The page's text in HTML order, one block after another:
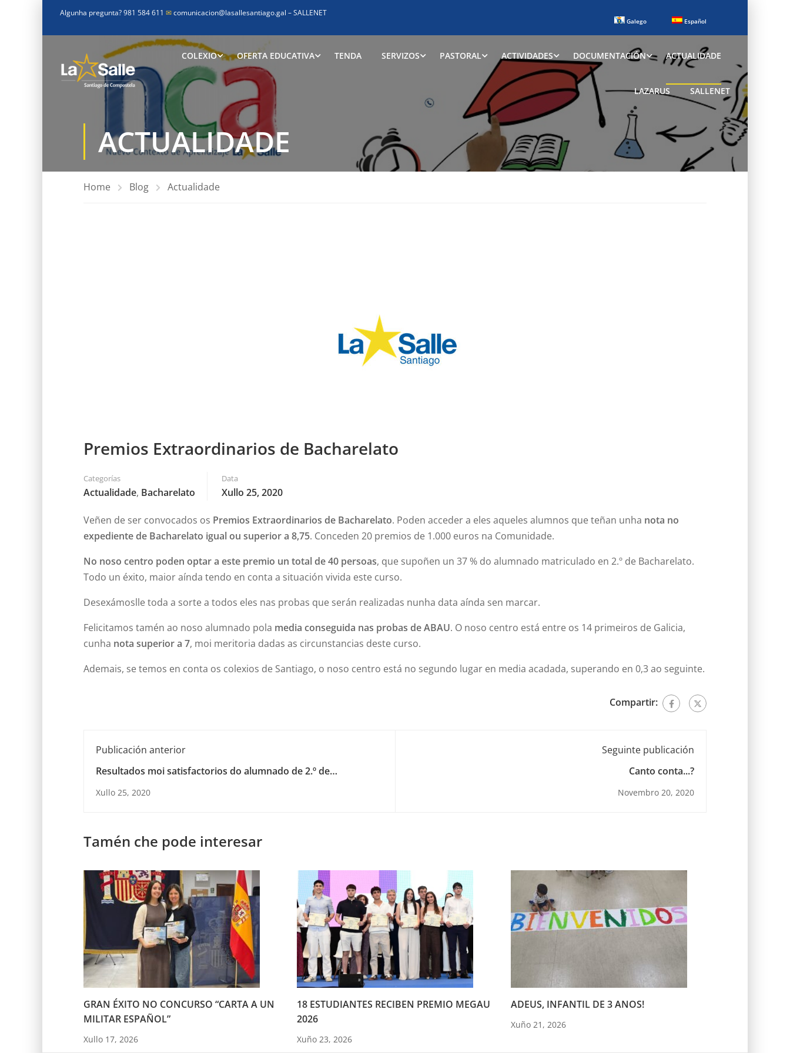
Algunha pregunta? 981 584 611 ✉comunicacion@lasallesantiago.gal –SALLENET
Galego Español
COLEXIO OFERTA EDUCATIVA TENDA SERVIZOS PASTORAL ACTIVIDADES DOCUMENTACIÓN ACTUALIDADE
LAZARUS SALLENET
ACTUALIDADE
Home Blog Actualidade
Premios Extraordinarios de Bacharelato
Categorías
Actualidade, Bacharelato
Data
Xullo 25, 2020
Veñen de ser convocados os Premios Extraordinarios de Bacharelato. Poden acceder a eles aqueles alumnos que teñan unha nota no
expediente de Bacharelato igual ou superior a 8,75. Conceden 20 premios de 1.000 euros na Comunidade.
No noso centro poden optar a este premio un total de 40 persoas, que supoñen un 37 % do alumnado matriculado en 2.º de Bacharelato.
Todo un éxito, maior aínda tendo en conta a situación vivida este curso.
Desexámoslle toda a sorte a todos eles nas probas que serán realizadas nunha data aínda sen marcar.
Felicitamos tamén ao noso alumnado pola media conseguida nas probas de ABAU. O noso centro está entre os 14 primeiros de Galicia,
cunha nota superior a 7, moi meritoria dadas as circunstancias deste curso.
Ademais, se temos en conta os colexios de Santiago, o noso centro está no segundo lugar en media acadada, superando en 0,3 ao seguinte.
Compartir:
Publicación anterior
Resultados moi satisfactorios do alumnado de 2.º de
Xullo 25, 2020
Seguinte publicación
Canto conta...?
Novembro 20, 2020
Tamén che pode interesar
GRAN ÉXITO NO CONCURSO “CARTA A UN
MILITAR ESPAÑOL”
Xullo 17, 2026
18 ESTUDIANTES RECIBEN PREMIO MEGAU
2026
Xuño 23, 2026
ADEUS, INFANTIL DE 3 ANOS!
Xuño 21, 2026